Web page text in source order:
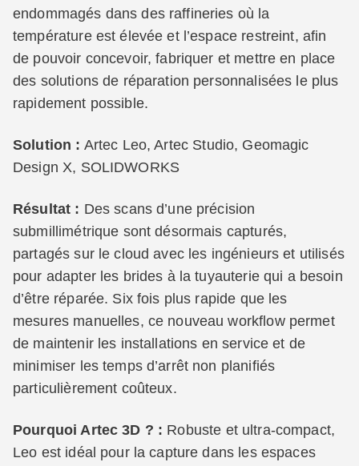
endommagés dans des raffineries où la
température est élevée et l’espace restreint, afin
de pouvoir concevoir, fabriquer et mettre en place
des solutions de réparation personnalisées le plus
rapidement possible.
Solution : Artec Leo, Artec Studio, Geomagic
Design X, SOLIDWORKS
Résultat : Des scans d’une précision
submillimétrique sont désormais capturés,
partagés sur le cloud avec les ingénieurs et utilisés
pour adapter les brides à la tuyauterie qui a besoin
d’être réparée. Six fois plus rapide que les
mesures manuelles, ce nouveau workflow permet
de maintenir les installations en service et de
minimiser les temps d’arrêt non planifiés
particulièrement coûteux.
Pourquoi Artec 3D ? : Robuste et ultra-compact,
Leo est idéal pour la capture dans les espaces